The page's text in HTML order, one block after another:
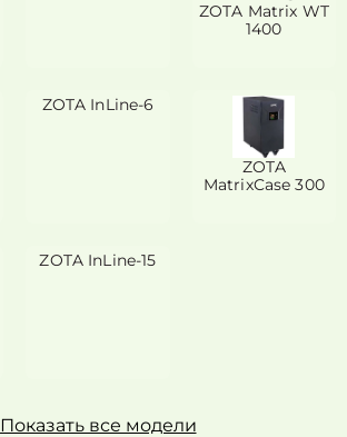
ZOTA Matrix WT
1400
ZOTA InLine-6
ZOTA
MatrixCase 300
ZOTA InLine-15
Показать все модели